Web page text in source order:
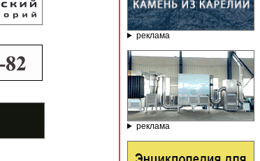
реклама
реклама